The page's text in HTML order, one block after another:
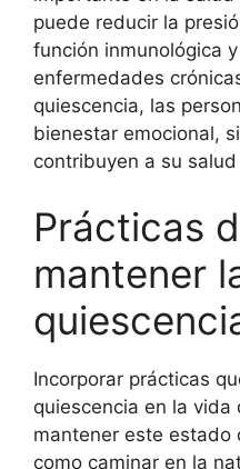
puede reducir la
función inmunológica
enfermedades
quiescencia, las
bienestar emocional,
contribuyen a su
Prácticas
mantener
Incorporar prácticas
quiescencia en la vida
mantener este estado
como caminar en la